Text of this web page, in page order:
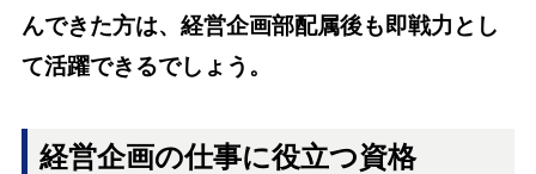
んできた方は、経営企画部配属後も即戦力とし
て活躍できるでしょう。
経営企画の仕事に役立つ資格